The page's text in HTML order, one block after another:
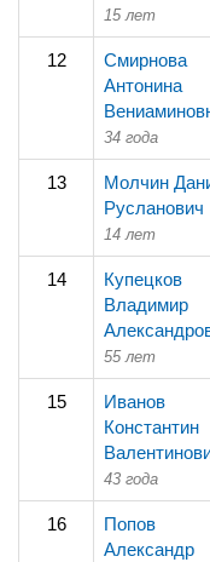
15 лет
12
Смирнова
Антонина
34 года
13
Молчин
Русланович
14 лет
14
Купецков
Владимир
55 лет
15
Иванов
Константин
43 года
16
Попов
Александр